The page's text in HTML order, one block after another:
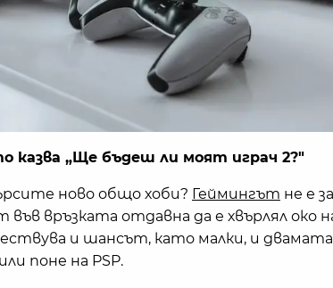
казва „Ще бъдеш ли моят играч 2?"
ново общо хоби? Геймингът не е
връзката отдавна да е хвърлял око
и шансът, като малки, и двамата
поне на PSP.